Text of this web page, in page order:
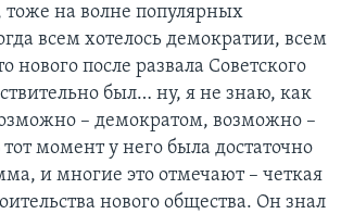
тоже на волне популярных
всем хотелось демократии, всем
нового после развала Советского
был… ну, я не знаю, как
– демократом, возможно –
момент у него была достаточно
и многие это отмечают – четкая
нового общества. Он знал